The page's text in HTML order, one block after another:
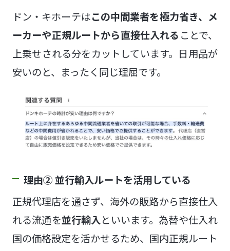
ドン・キホーテはこの中間業者を極力省き、メ
ーカーや正規ルートから直接仕入れる ことで、
上乗せされる分をカットしています。日用品が
安いのと、まったく同じ理屈です。
理由② 並行輸入ルートを活用している
正規代理店を通さず、海外の販路から直接仕入
れる流通を並行輸入といいます。為替や仕入れ
国の価格設定を活かせるため、国内正規ルート